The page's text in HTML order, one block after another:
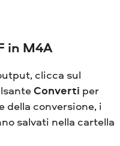
in M4A
clicca sul
Converti per
della conversione, i
salvati nella cartella